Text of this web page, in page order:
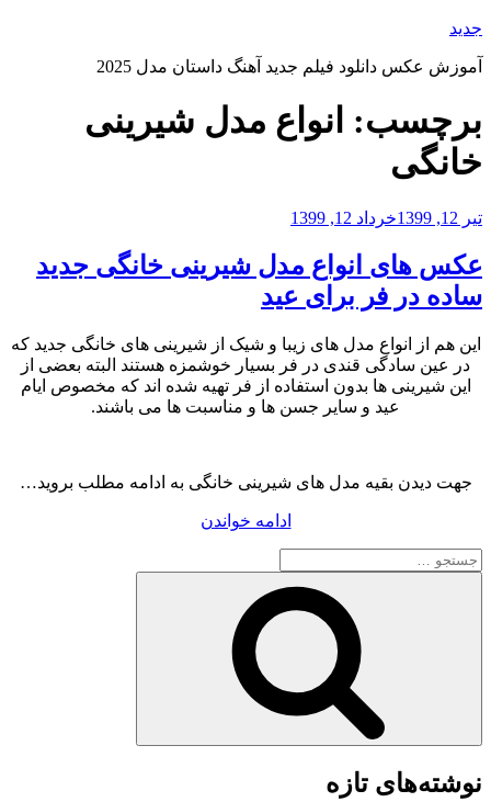
رفتن
محتوا
جدید
آموزش عکس دانلود فیلم جدید آهنگ داستان مدل 2025
برچسب: انواع مدل شیرینی
خانگی
نوشته‌شده
تیر 12, 1399 خرداد 12, 1399
عکس های انواع مدل شیرینی خانگی جدید
ساده در فر برای عید
این هم از انواع مدل های زیبا و شیک از شیرینی های خانگی جدید که
در عین سادگی قندی در فر بسیار خوشمزه هستند البته بعضی از
این شیرینی ها بدون استفاده از فر تهیه شده اند که مخصوص ایام
عید و سایر جسن ها و مناسبت ها می باشند.
جهت دیدن بقیه مدل های شیرینی خانگی به ادامه مطلب بروید…
ادامه خواندن
عید”
جستجو
برای
نوشته‌های تازه